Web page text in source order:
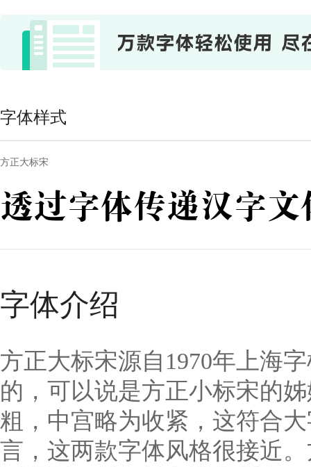
字体样式
方正大标宋
透过字体传递汉字文
字体介绍
方正大标宋源自1970年上海
的，可以说是方正小标宋的
粗，中宫略为收紧，这符合
言，这两款字体风格很接近